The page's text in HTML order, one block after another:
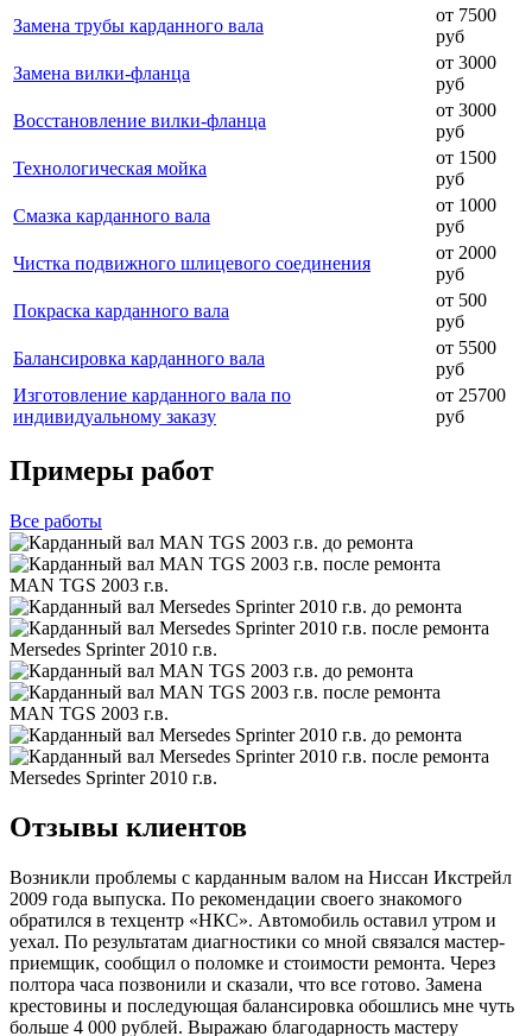
Замена трубы карданного вала
от 7500
руб
Замена вилки-фланца
от 3000
руб
Восстановление вилки-фланца
от 3000
руб
Технологическая мойка
от 1500
руб
Смазка карданного вала
от 1000
руб
Чистка подвижного шлицевого соединения
от 2000
руб
Покраска карданного вала
от 500
руб
Балансировка карданного вала
от 5500
руб
Изготовление карданного вала по
индивидуальному заказу
от 25700
руб
Примеры работ
Все работы
MAN TGS 2003 г.в.
Mersedes Sprinter 2010 г.в.
MAN TGS 2003 г.в.
Mersedes Sprinter 2010 г.в.
Отзывы клиентов
Возникли проблемы с карданным валом на Ниссан Икстрейл
2009 года выпуска. По рекомендации своего знакомого
обратился в техцентр «НКС». Автомобиль оставил утром и
уехал. По результатам диагностики со мной связался мастер-
приемщик, сообщил о поломке и стоимости ремонта. Через
полтора часа позвонили и сказали, что все готово. Замена
крестовины и последующая балансировка обошлись мне чуть
больше 4 000 рублей. Выражаю благодарность мастеру